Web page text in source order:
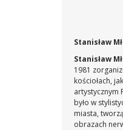
Stanisław
Stanisław
1981
kościołach,
artystycznym
było w
miasta,
obrazach